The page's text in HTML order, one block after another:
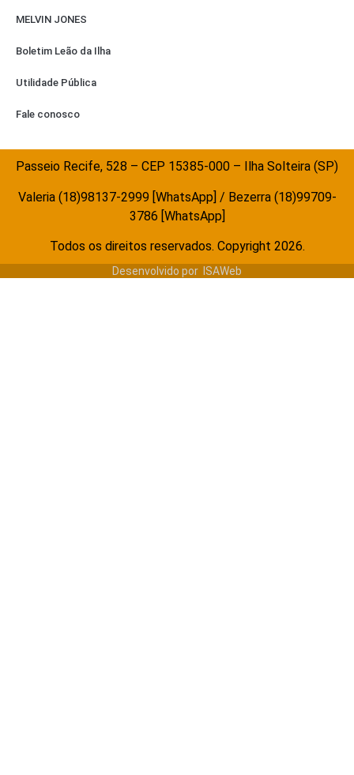
MELVIN JONES
Boletim Leão da Ilha
Utilidade Pública
Fale conosco
Passeio Recife, 528 – CEP 15385-000 – Ilha Solteira (SP)
Valeria (18)98137-2999 [WhatsApp] / Bezerra (18)99709-
3786 [WhatsApp]
Todos os direitos reservados. Copyright 2026.
Desenvolvido por ISAWeb